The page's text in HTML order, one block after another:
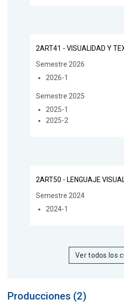
2ART41 - VISUALIDAD Y
Semestre 2026
2026-1
Semestre 2025
2025-1
2025-2
2ART50 - LENGUAJE
Semestre 2024
2024-1
Ver todos los
Producciones (2)